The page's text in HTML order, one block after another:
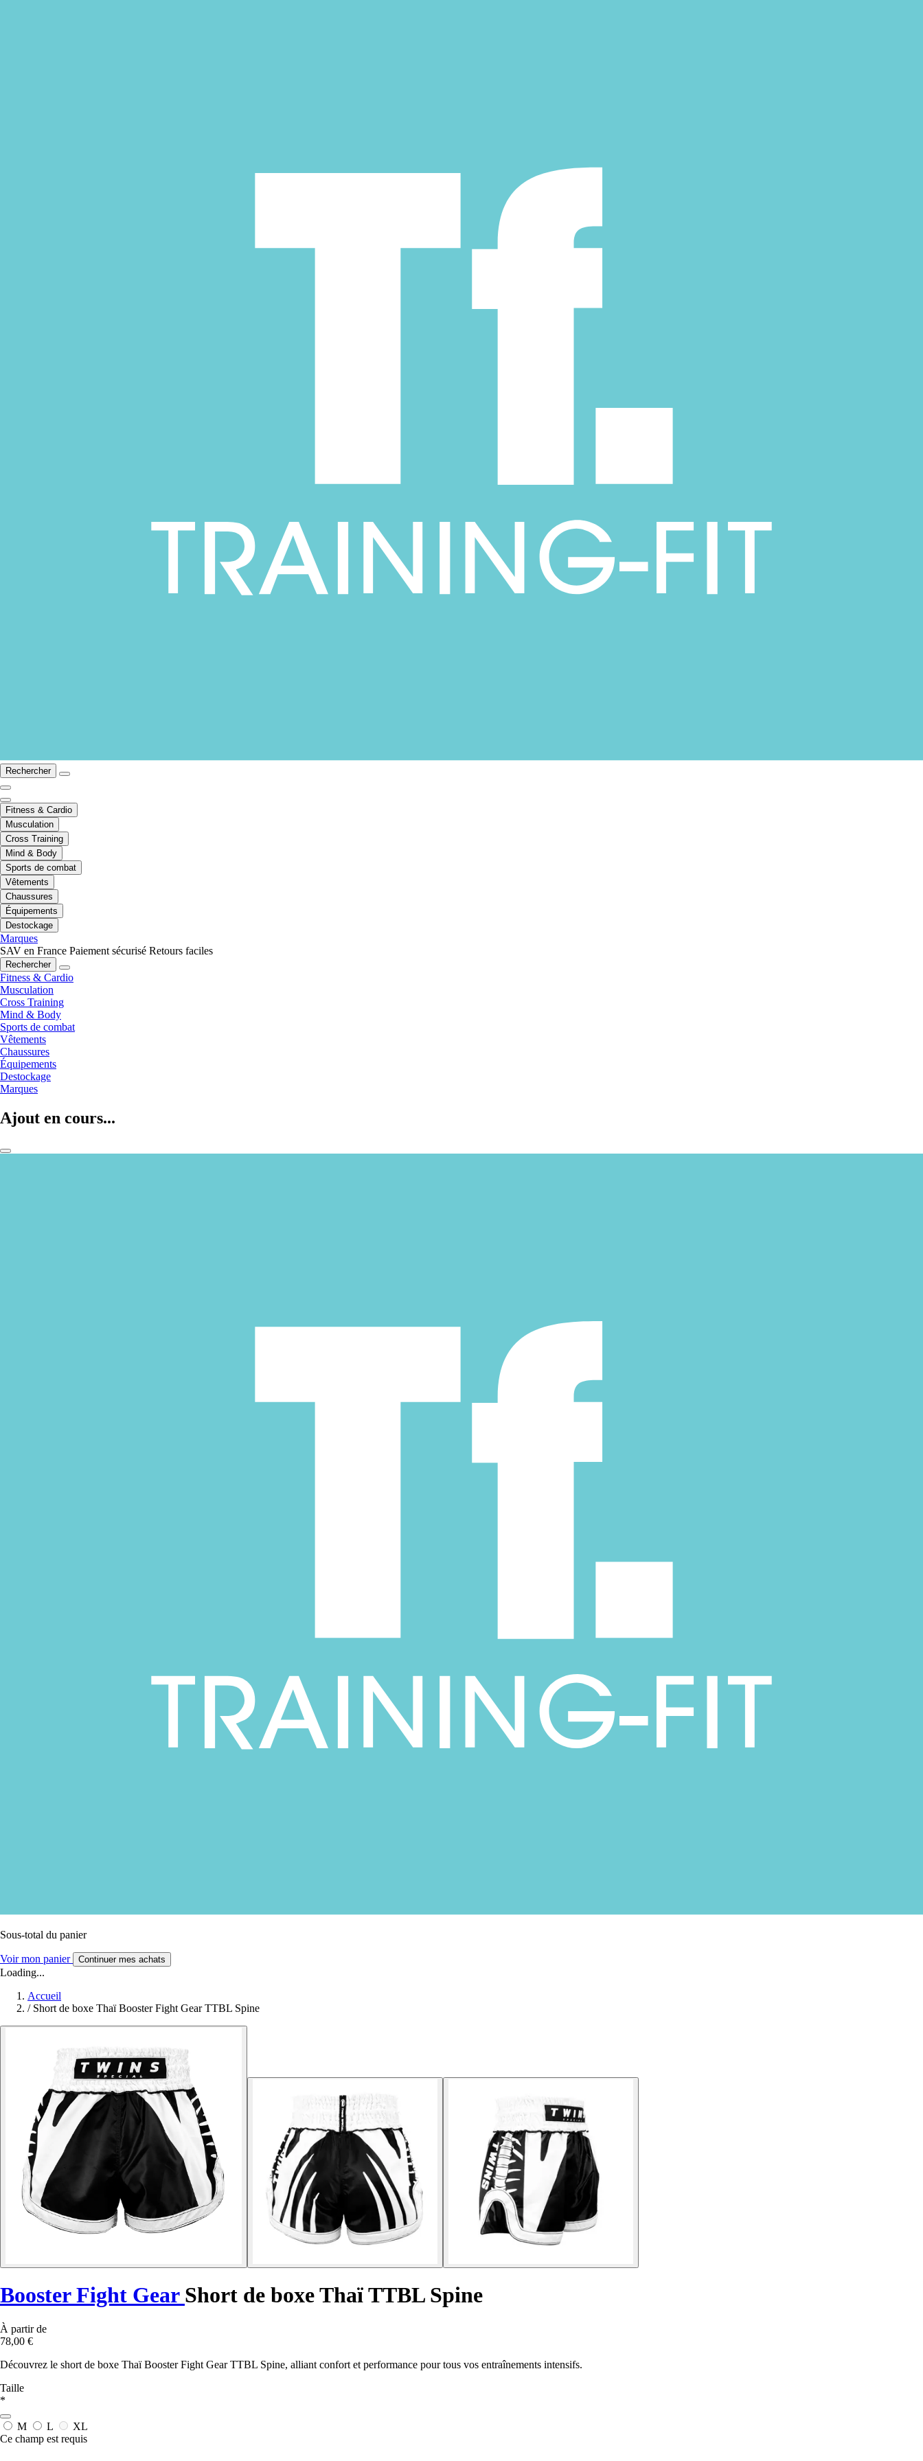
Rechercher
Fitness & Cardio
Musculation
Cross Training
Mind & Body
Sports de combat
Vêtements
Chaussures
Équipements
Destockage
Marques
SAV en France Paiement sécurisé Retours faciles
Rechercher
Fitness & Cardio
Musculation
Cross Training
Mind & Body
Sports de combat
Vêtements
Chaussures
Équipements
Destockage
Marques
Ajout en cours...
Sous-total du panier
Voir mon panier Continuer mes achats
Loading...
Accueil
/ Short de boxe Thaï Booster Fight Gear TTBL Spine
Booster Fight Gear Short de boxe Thaï TTBL Spine
À partir de
78,00 €
Découvrez le short de boxe Thaï Booster Fight Gear TTBL Spine, alliant confort et performance pour tous vos entraînements intensifs.
Taille
*
M L
XL
Ce champ est requis